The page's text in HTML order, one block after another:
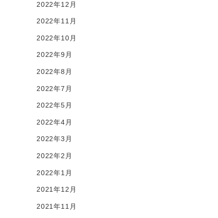
2022年12月
2022年11月
2022年10月
2022年9月
2022年8月
2022年7月
2022年5月
2022年4月
2022年3月
2022年2月
2022年1月
2021年12月
2021年11月